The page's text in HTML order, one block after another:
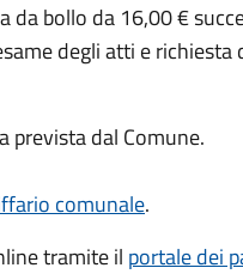
da bollo da 16,00 €
degli atti e richiesta
prevista dal Comune.
comunale.
tramite il portale dei